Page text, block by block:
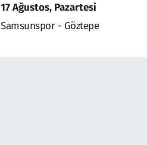
17 Ağustos, Pazartesi
Samsunspor - Göztepe